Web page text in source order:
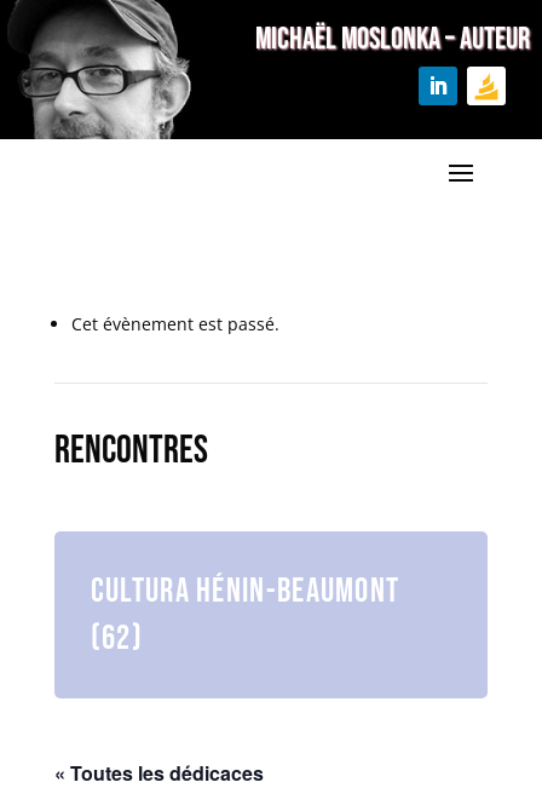
MICHAËL MOSLONKA – Auteur
Cet évènement est passé.
Rencontres
Cultura Hénin-Beaumont
(62)
« Toutes les dédicaces